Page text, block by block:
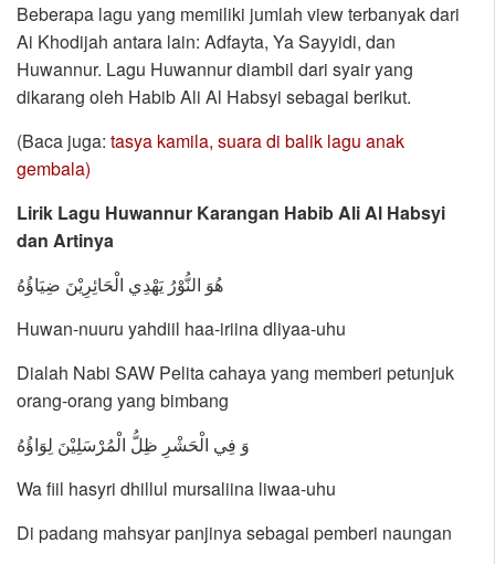
Beberapa lagu yang memiliki jumlah view terbanyak dari
Ai Khodijah antara lain: Adfayta, Ya Sayyidi, dan
Huwannur. Lagu Huwannur diambil dari syair yang
dikarang oleh Habib Ali Al Habsyi sebagai berikut.
(Baca juga: tasya kamila, suara di balik lagu anak
gembala)
Lirik Lagu Huwannur Karangan Habib Ali Al Habsyi
dan Artinya
هُوَ النُّوْرُ يَهْدِي الْحَائِرِيْنَ ضِيَاؤُهُ
Huwan-nuuru yahdiil haa-iriina dliyaa-uhu
Dialah Nabi SAW Pelita cahaya yang memberi petunjuk
orang-orang yang bimbang
وَ فِي الْحَشْرِ ظِلُّ الْمُرْسَلِيْنَ لِوَاؤُهُ
Wa fiil hasyri dhillul mursaliina liwaa-uhu
Di padang mahsyar panjinya sebagai pemberi naungan